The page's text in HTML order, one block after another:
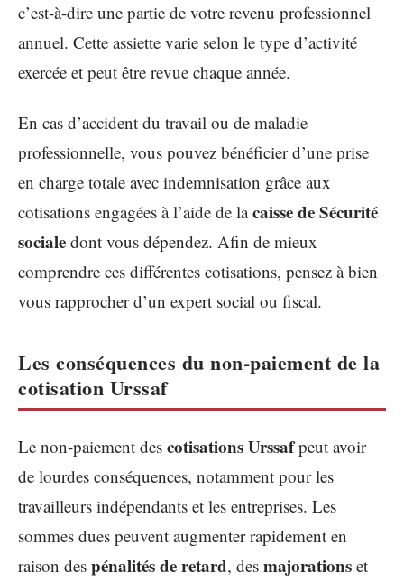
c’est-à-dire une partie de votre revenu professionnel
annuel. Cette assiette varie selon le type d’activité
exercée et peut être revue chaque année.
En cas d’accident du travail ou de maladie
professionnelle, vous pouvez bénéficier d’une prise
en charge totale avec indemnisation grâce aux
cotisations engagées à l’aide de lacaisse de Sécurité
sociale dont vous dépendez. Afin de mieux
comprendre ces différentes cotisations, pensez à bien
vous rapprocher d’un expert social ou fiscal.
Les conséquences du non-paiement de la
cotisation Urssaf
Le non-paiement des cotisations Urssafpeut avoir
de lourdes conséquences, notamment pour les
travailleurs indépendants et les entreprises. Les
sommes dues peuvent augmenter rapidement en
raison des pénalités de retard, des majorations et